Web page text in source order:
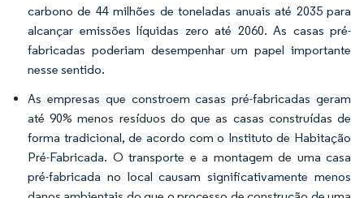
carbono de 44 milhões de toneladas anuais até 2035 para
alcançar emissões líquidas zero até 2060. As casas pré-
fabricadas poderiam desempenhar um papel importante
nesse sentido.
As empresas que constroem casas pré-fabricadas geram
até 90% menos resíduos do que as casas construídas de
forma tradicional, de acordo com o Instituto de Habitação
Pré-Fabricada. O transporte e a montagem de uma casa
pré-fabricada no local causam significativamente menos